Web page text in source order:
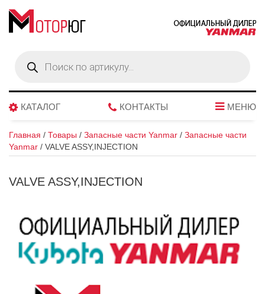
товаров
КАТАЛОГ КОНТАКТЫ МЕНЮ
Главная / Товары / Запасные части Yanmar / Запасные части
Yanmar / VALVE ASSY,INJECTION
VALVE ASSY,INJECTION